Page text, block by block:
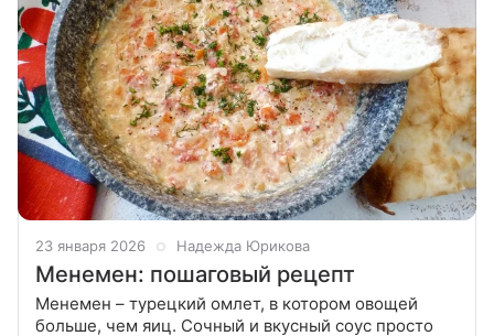
23 января 2026 Надежда Юрикова
Менемен: пошаговый рецепт
Менемен – турецкий омлет, в котором овощей
больше, чем яиц. Сочный и вкусный соус просто